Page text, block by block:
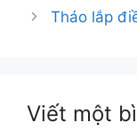
Tháo lắp
Viết một